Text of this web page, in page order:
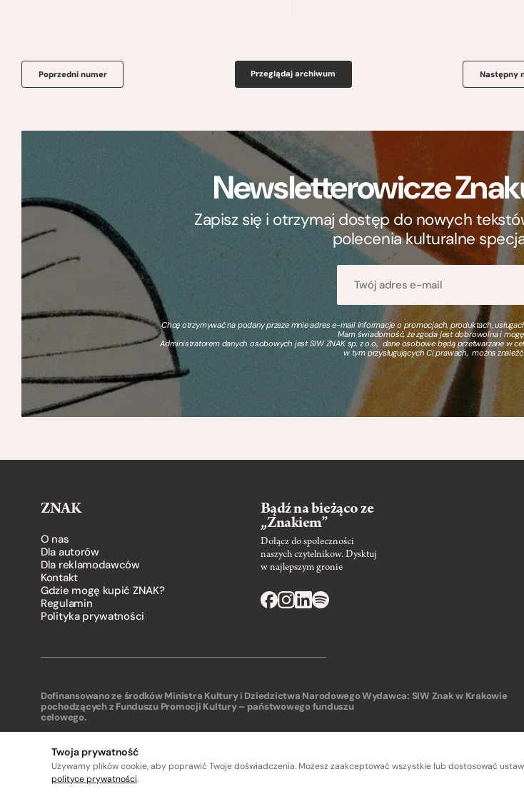
Poprzedni numer Przeglądaj archiwum Następny
Newsletterowicze
Zapisz się i otrzymaj dostęp do nowych
polecenia kulturalne
Chcę otrzymywać na podany przeze mnie adres e-mail informacje o promocjach, produktach,
Mam świadomość, że zgoda jest dobrowolna i
Administratorem danych osobowych jest SIW ZNAK sp. z o.o., dane osobowe będą przetwarzane w
w tym przysługujących Ci prawach, można
ZNAK
O nas
Dla autorów
Dla reklamodawców
Kontakt
Gdzie mogę kupić ZNAK?
Regulamin
Polityka prywatności
Bądź na bieżąco ze
„Znakiem”
Dołącz do społeczności
naszych czytelnikow. Dysktuj
w najlepszym gronie
Dofinansowano ze środków Ministra Kultury i Dziedzictwa Narodowego
pochodzących z Funduszu Promocji Kultury – państwowego funduszu
celowego.
Wydawca: SIW Znak w Krakowie
Twoja prywatność
Używamy plików cookie, aby poprawić Twoje doświadczenia. Możesz zaakceptować wszystkie lub dostosować
polityce prywatności.